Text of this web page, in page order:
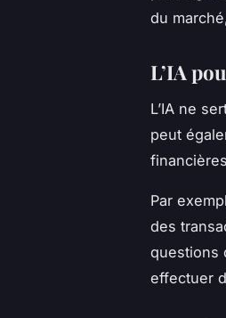
du
L’IA
L’IA ne
peut
Par
des
questions
effectuer